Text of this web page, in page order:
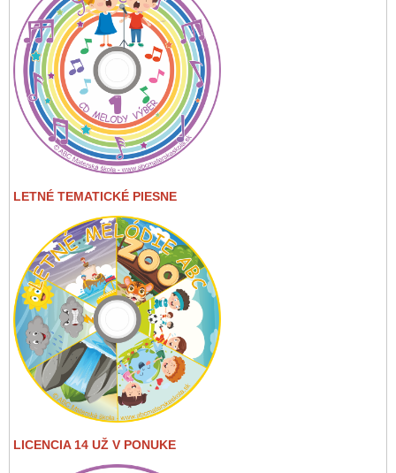
LETNÉ TEMATICKÉ PIESNE
LICENCIA 14 UŽ V PONUKE